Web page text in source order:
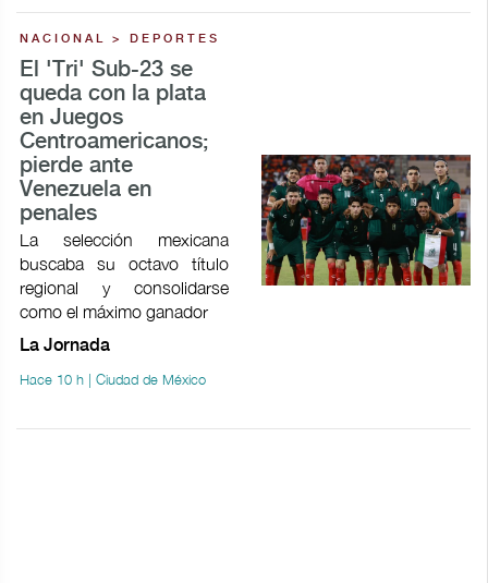
NACIONAL > DEPORTES
El 'Tri' Sub-23 se
queda con la plata
en Juegos
Centroamericanos;
pierde ante
Venezuela en
penales
La selección mexicana
buscaba su octavo título
regional y consolidarse
como el máximo ganador
La Jornada
Hace 10 h | Ciudad de México